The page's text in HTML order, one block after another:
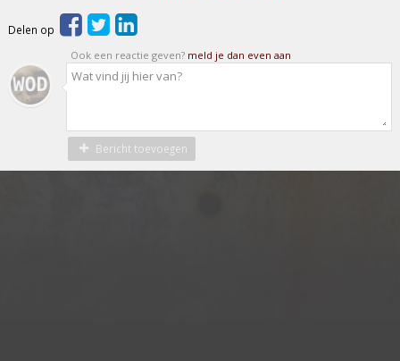
Delen op
Ook een reactie geven? meld je dan even aan
Bericht toevoegen